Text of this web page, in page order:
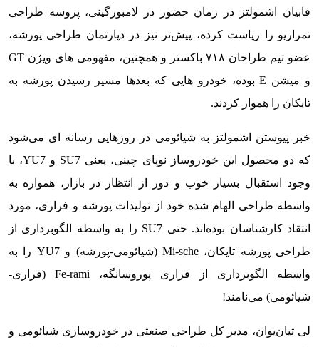
فابیان اشمولتز در زمان حضور در لامبورگینی، پروسه طراحی
تمراریو را ریاست کرده، پیش‌تر نیز در دپارتمان طراحی پورشه،
عضو تیم طراحان ۷۱۸ باکستر و همچنین، مفهومی های ویژن GT
و میشن E بوده، خودرو هایی که بعدها مسیر رسیدن پورشه به
تایکان را هموار کردند.
خبر پیوستن اشمولتز به شیائومی در روزهایی رسانه ای می‌شود
که دو محصول این خودروساز نوپای چینی، یعنی SU7 و YU7، با
وجود استقبال بسیار خوب و دور از انتظار در بازار، همواره به
واسطه طراحی الهام شده خود از تولیدات پورشه و فراری، مورد
انتقاد کارشناسان بوده‌اند. حتی SU7 را به واسطه الگوبرداری از
طراحی پورشه تایکان، Mi-sche (شیائومی-پورشه) و YU7 را به
واسطه الگوبرداری از فراری پوروسانگه، Fe-rami (فراری-
شیائومی) می‌نامند!
لی تیان‌یوان، مدیر کل طراحی صنعتی در خودروسازی شیائومی و